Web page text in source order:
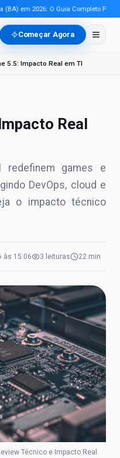
em 2026: O Guia Completo Para
Começar Agora
5.5: Impacto Real em TI
Real
redefinem games e
DevOps, cloud e
o impacto técnico
às 15:06 3 leituras 22 min
Técnico e Impacto Real